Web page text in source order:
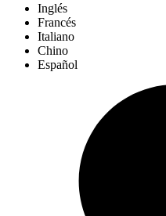
Inglés
Francés
Italiano
Chino
Español